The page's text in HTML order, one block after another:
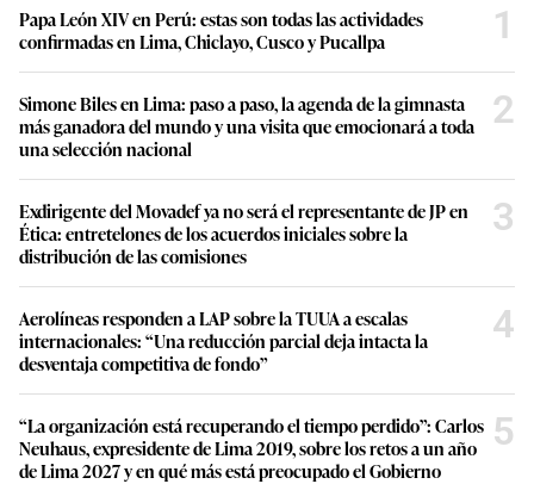
Papa León XIV en Perú: estas son todas las actividades
confirmadas en Lima, Chiclayo, Cusco y Pucallpa
1
Simone Biles en Lima: paso a paso, la agenda de la gimnasta
más ganadora del mundo y una visita que emocionará a toda
una selección nacional
2
Exdirigente del Movadef ya no será el representante de JP en
Ética: entretelones de los acuerdos iniciales sobre la
distribución de las comisiones
3
Aerolíneas responden a LAP sobre la TUUA a escalas
internacionales: “Una reducción parcial deja intacta la
desventaja competitiva de fondo”
4
“La organización está recuperando el tiempo perdido”: Carlos
Neuhaus, expresidente de Lima 2019, sobre los retos a un año
de Lima 2027 y en qué más está preocupado el Gobierno
5